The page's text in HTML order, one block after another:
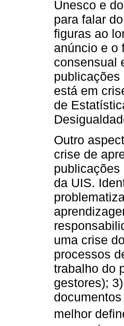
Unesco e
para falar
figuras ao
anúncio e o
consensual
publicações
está em
de
Outro
crise de
publicações
da UIS.
uma crise
processos
trabalho do
gestores);
melhor